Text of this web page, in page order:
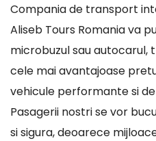
Compania de transport
Aliseb Tours Romania va
microbuzul sau
cele mai avantajoase
vehicule performante si
Pasagerii nostri se vor
si sigura, deoarece